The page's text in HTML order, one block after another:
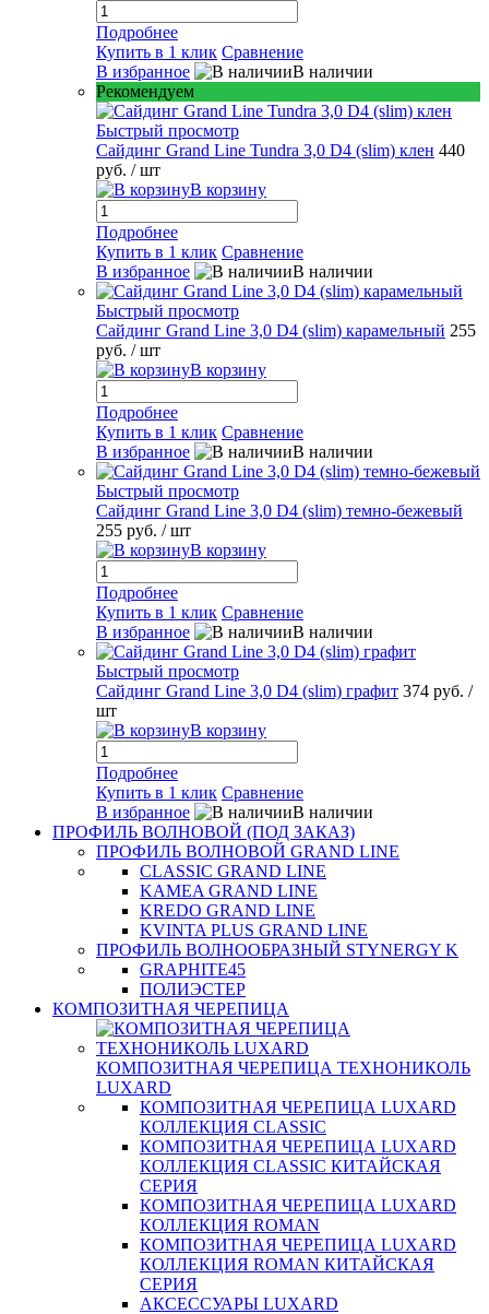
Подробнее
Купить в 1 клик Сравнение
В избранное
В наличии
Рекомендуем
Быстрый просмотр
Сайдинг Grand Line Tundra 3,0 D4 (slim) клен 440
руб. / шт
В корзину
Подробнее
Купить в 1 клик Сравнение
В избранное
В наличии
Быстрый просмотр
Сайдинг Grand Line 3,0 D4 (slim) карамельный 255
руб. / шт
В корзину
Подробнее
Купить в 1 клик Сравнение
В избранное
В наличии
Быстрый просмотр
Сайдинг Grand Line 3,0 D4 (slim) темно-бежевый
255 руб. / шт
В корзину
Подробнее
Купить в 1 клик Сравнение
В избранное
В наличии
Быстрый просмотр
Сайдинг Grand Line 3,0 D4 (slim) графит 374 руб. /
шт
В корзину
Подробнее
Купить в 1 клик Сравнение
В избранное
В наличии
ПРОФИЛЬ ВОЛНОВОЙ (ПОД ЗАКАЗ)
ПРОФИЛЬ ВОЛНОВОЙ GRAND LINE
CLASSIC GRAND LINE
KAMEA GRAND LINE
KREDO GRAND LINE
KVINTA PLUS GRAND LINE
ПРОФИЛЬ ВОЛНООБРАЗНЫЙ STYNERGY K
GRAPHITE45
ПОЛИЭСТЕР
КОМПОЗИТНАЯ ЧЕРЕПИЦА
КОМПОЗИТНАЯ ЧЕРЕПИЦА ТЕХНОНИКОЛЬ
LUXARD
КОМПОЗИТНАЯ ЧЕРЕПИЦА LUXARD
КОЛЛЕКЦИЯ CLASSIC
КОМПОЗИТНАЯ ЧЕРЕПИЦА LUXARD
КОЛЛЕКЦИЯ CLASSIC КИТАЙСКАЯ
СЕРИЯ
КОМПОЗИТНАЯ ЧЕРЕПИЦА LUXARD
КОЛЛЕКЦИЯ ROMAN
КОМПОЗИТНАЯ ЧЕРЕПИЦА LUXARD
КОЛЛЕКЦИЯ ROMAN КИТАЙСКАЯ
СЕРИЯ
АКСЕССУАРЫ LUXARD